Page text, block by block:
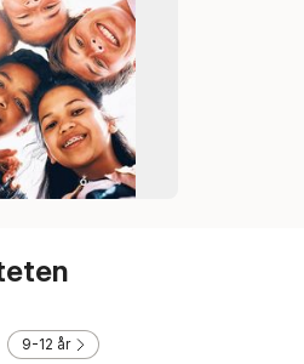
9-12 år